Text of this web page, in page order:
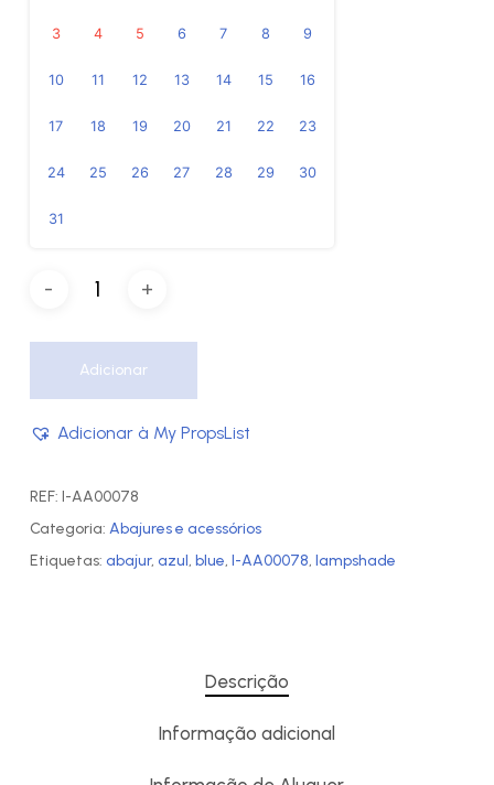
3 4 5 6 7 8 9
10 11 12 13 14 15 16
17 18 19 20 21 22 23
24 25 26 27 28 29 30
31
Adicionar
Adicionar à My PropsList
REF: I-AA00078
Categoria: Abajures e acessórios
Etiquetas: abajur, azul, blue, I-AA00078, lampshade
Descrição
Informação adicional